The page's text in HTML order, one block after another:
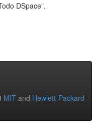
DSpace".
MIT and Hewlett-Packard -